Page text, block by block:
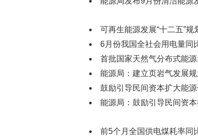
可再生能源发展“十二五”规
6月份我国全社会用电量同
首批国家天然气分布式能
能源局：建立页岩气发展规
鼓励引导民间资本扩大能
能源局：鼓励引导民间资
前5个月全国供电煤耗率同